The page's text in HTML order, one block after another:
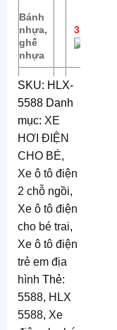
Bánh
nhựa,
ghế
nhựa
3.690.000
Bánh
nhựa,
ghế
3.890.000
Mã:HLX
5588
K t:D135
x R75 x
C76 cm
Tốc độ:
2-7 km/h
12V7AH
SKU: HLX-
5588 Danh
mục: XE
HƠI ĐIỆN
CHO BÉ,
Xe ô tô điện
2 chỗ ngồi,
Xe ô tô điện
cho bé trai,
Xe ô tô điện
trẻ em địa
hình Thẻ:
5588, HLX
5588, Xe